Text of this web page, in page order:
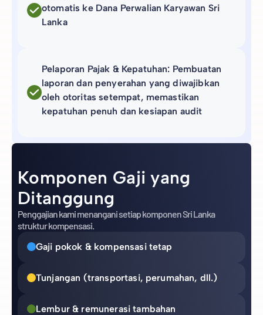
otomatis ke Dana Perwalian Karyawan Sri
Lanka
Pelaporan Pajak & Kepatuhan: Pembuatan
laporan dan penyerahan yang diwajibkan
oleh otoritas setempat, memastikan
kepatuhan penuh dan kesiapan audit
Komponen Gaji yang
Ditanggung
Penggajian kami menangani setiap komponen Sri Lanka
struktur kompensasi.
Gaji pokok & kompensasi tetap
Tunjangan (transportasi, perumahan, dll.)
Lembur & remunerasi tambahan